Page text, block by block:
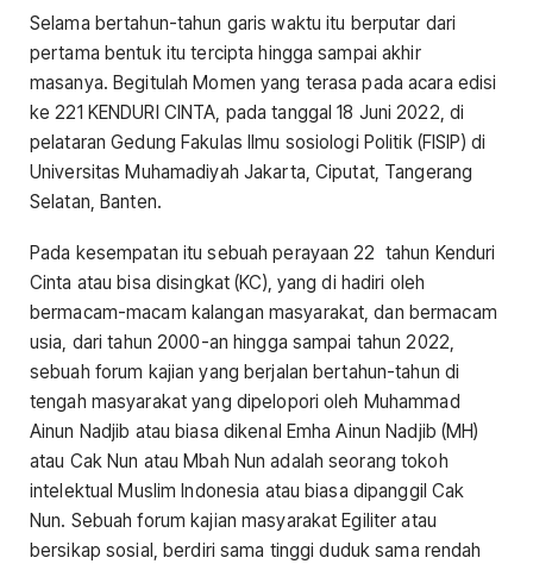
Selama bertahun-tahun garis waktu itu berputar dari
pertama bentuk itu tercipta hingga sampai akhir
masanya. Begitulah Momen yang terasa pada acara edisi
ke 221 KENDURI CINTA, pada tanggal 18 Juni 2022, di
pelataran Gedung Fakulas Ilmu sosiologi Politik (FISIP) di
Universitas Muhamadiyah Jakarta, Ciputat, Tangerang
Selatan, Banten.
Pada kesempatan itu sebuah perayaan 22 tahun Kenduri
Cinta atau bisa disingkat (KC), yang di hadiri oleh
bermacam-macam kalangan masyarakat, dan bermacam
usia, dari tahun 2000-an hingga sampai tahun 2022,
sebuah forum kajian yang berjalan bertahun-tahun di
tengah masyarakat yang dipelopori oleh Muhammad
Ainun Nadjib atau biasa dikenal Emha Ainun Nadjib (MH)
atau Cak Nun atau Mbah Nun adalah seorang tokoh
intelektual Muslim Indonesia atau biasa dipanggil Cak
Nun. Sebuah forum kajian masyarakat Egiliter atau
bersikap sosial, berdiri sama tinggi duduk sama rendah